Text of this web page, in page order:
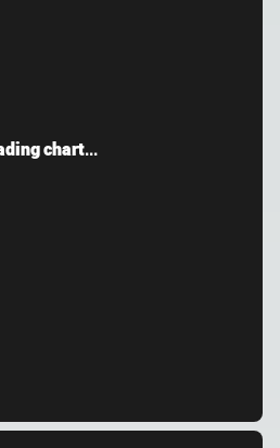
chart...